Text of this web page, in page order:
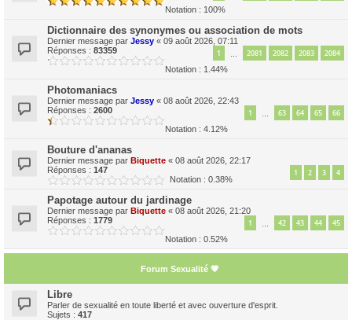
Notation : 100%
Dictionnaire des synonymes ou association de mots
Dernier message par Jessy « 09 août 2026, 07:11
Réponses : 83359 1 2081 2082 2083 2084
Notation : 1.44%
Photomaniacs
Dernier message par Jessy « 08 août 2026, 22:43
Réponses : 2600 1 63 64 65 66
Notation : 4.12%
Bouture d'ananas
Dernier message par Biquette « 08 août 2026, 22:17
Réponses : 147 1 2 3 4
Notation : 0.38%
Papotage autour du jardinage
Dernier message par Biquette « 08 août 2026, 21:20
Réponses : 1779 1 42 43 44 45
Notation : 0.52%
Forum Sexualité 💗
Libre
Parler de sexualité en toute liberté et avec ouverture d'esprit.
Sujets : 417